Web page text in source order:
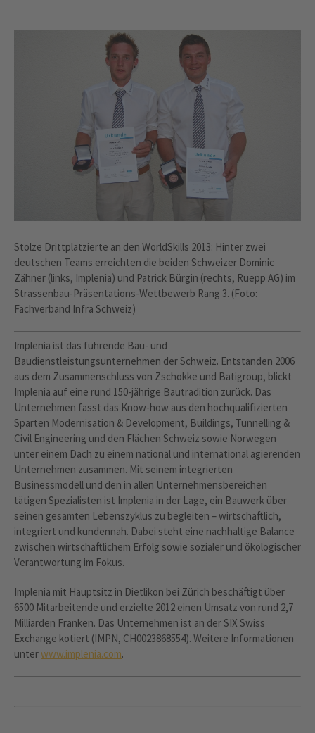
Stolze Drittplatzierte an den WorldSkills 2013: Hinter zwei
deutschen Teams erreichten die beiden Schweizer Dominic
Zähner (links, Implenia) und Patrick Bürgin (rechts, Ruepp AG) im
Strassenbau-Präsentations-Wettbewerb Rang 3. (Foto:
Fachverband Infra Schweiz)
Implenia ist das führende Bau- und
Baudienstleistungsunternehmen der Schweiz. Entstanden 2006
aus dem Zusammenschluss von Zschokke und Batigroup, blickt
Implenia auf eine rund 150-jährige Bautradition zurück. Das
Unternehmen fasst das Know-how aus den hochqualifizierten
Sparten Modernisation & Development, Buildings, Tunnelling &
Civil Engineering und den Flächen Schweiz sowie Norwegen
unter einem Dach zu einem national und international agierenden
Unternehmen zusammen. Mit seinem integrierten
Businessmodell und den in allen Unternehmensbereichen
tätigen Spezialisten ist Implenia in der Lage, ein Bauwerk über
seinen gesamten Lebenszyklus zu begleiten – wirtschaftlich,
integriert und kundennah. Dabei steht eine nachhaltige Balance
zwischen wirtschaftlichem Erfolg sowie sozialer und ökologischer
Verantwortung im Fokus.
Implenia mit Hauptsitz in Dietlikon bei Zürich beschäftigt über
6500 Mitarbeitende und erzielte 2012 einen Umsatz von rund 2,7
Milliarden Franken. Das Unternehmen ist an der SIX Swiss
Exchange kotiert (IMPN, CH0023868554). Weitere Informationen
unterwww.implenia.com.